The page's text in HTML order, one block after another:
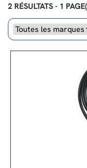
2 RÉSULTATS - 1
Marque